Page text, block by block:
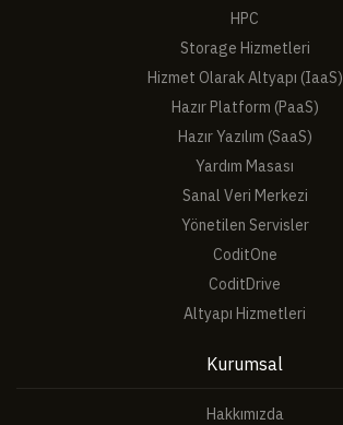
HPC
Storage Hizmetleri
Hizmet Olarak Altyapı (IaaS)
Hazır Platform (PaaS)
Hazır Yazılım (SaaS)
Yardım Masası
Sanal Veri Merkezi
Yönetilen Servisler
CoditOne
CoditDrive
Altyapı Hizmetleri
Kurumsal
Hakkımızda